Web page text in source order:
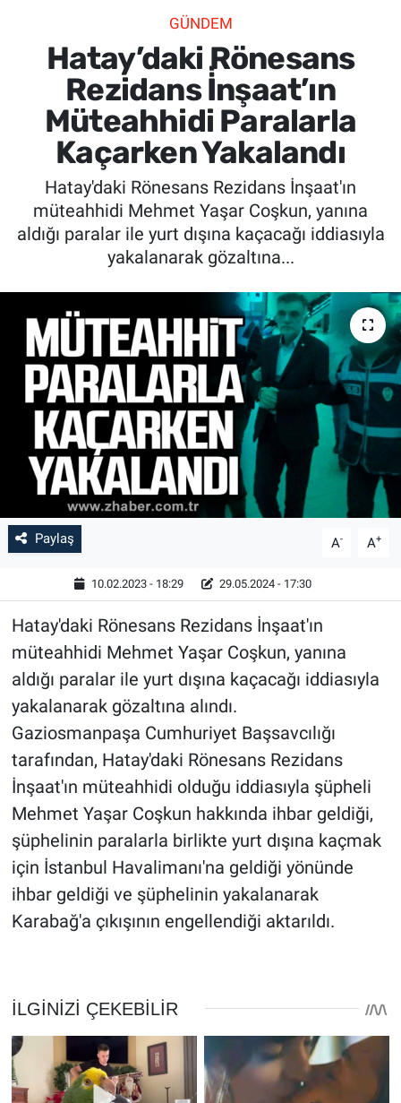
GÜNDEM
Hatay’daki Rönesans
Rezidans İ̇nşaat’ın
Müteahhidi Paralarla
Kaçarken Yakalandı
Hatay'daki Rönesans Rezidans İnşaat'ın
müteahhidi Mehmet Yaşar Coşkun, yanına
aldığı paralar ile yurt dışına kaçacağı iddiasıyla
yakalanarak gözaltına...
Paylaş A- A+
10.02.2023 - 18:29 29.05.2024 - 17:30
Hatay'daki Rönesans Rezidans İnşaat'ın
müteahhidi Mehmet Yaşar Coşkun, yanına
aldığı paralar ile yurt dışına kaçacağı iddiasıyla
yakalanarak gözaltına alındı.
Gaziosmanpaşa Cumhuriyet Başsavcılığı
tarafından, Hatay'daki Rönesans Rezidans
İnşaat'ın müteahhidi olduğu iddiasıyla şüpheli
Mehmet Yaşar Coşkun hakkında ihbar geldiği,
şüphelinin paralarla birlikte yurt dışına kaçmak
için İstanbul Havalimanı'na geldiği yönünde
ihbar geldiği ve şüphelinin yakalanarak
Karabağ'a çıkışının engellendiği aktarıldı.
SPOR
SAĞLIK